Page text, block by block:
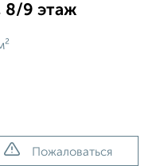
8/9 этаж
Пожаловаться